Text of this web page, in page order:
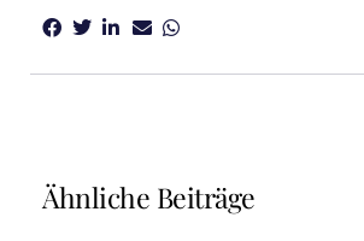
Ähnliche Beiträge